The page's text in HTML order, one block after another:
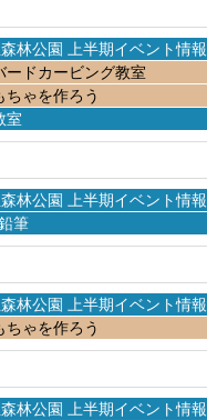
林公園 上半期イベント情報
ードカービング教室
ちゃを作ろう
室
林公園 上半期イベント情報
筆
林公園 上半期イベント情報
ちゃを作ろう
林公園 上半期イベント情報